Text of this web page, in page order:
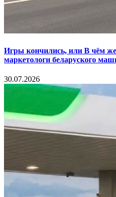
Игры кончились, или В чём
маркетологи беларуского
30.07.2026